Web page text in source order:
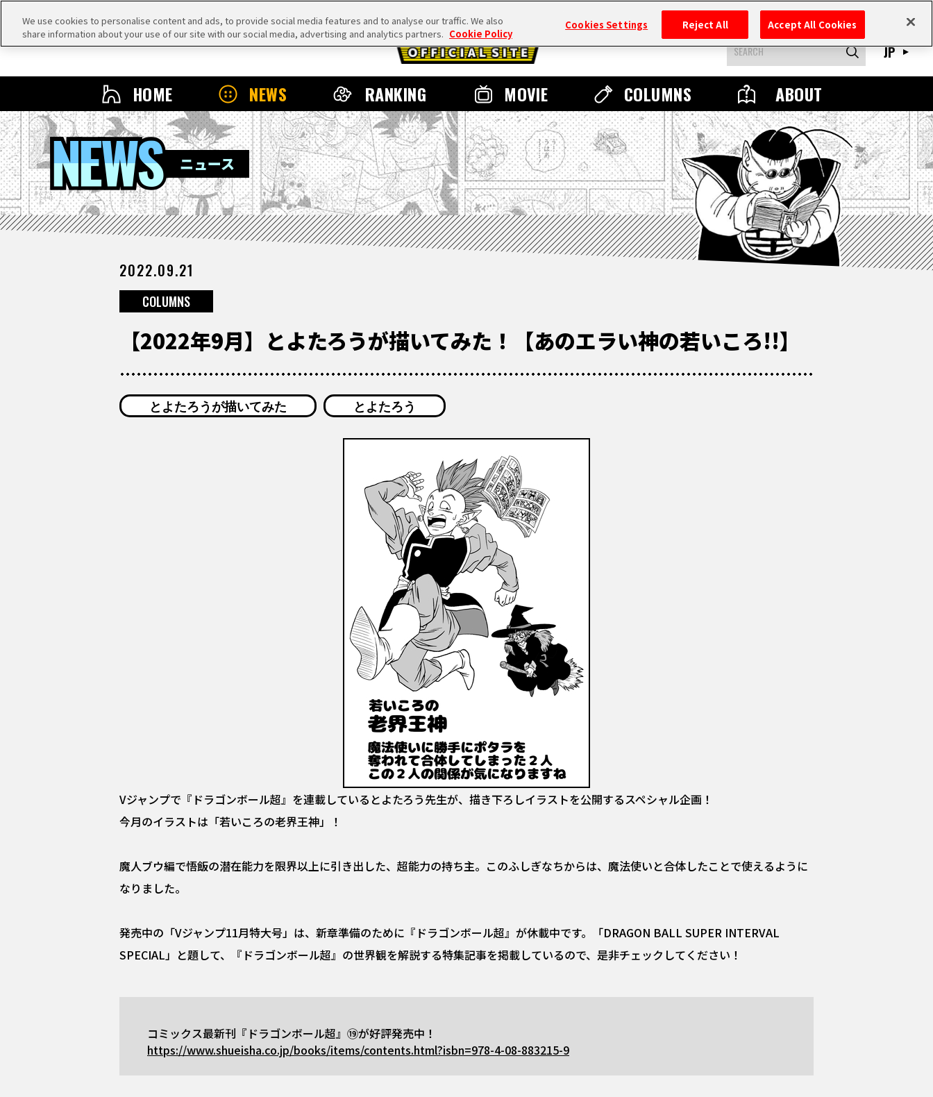
HOME NEWS RANKING MOVIE COLUMNS ABOUT
JP
NEWS
ニュース
2022.09.21
COLUMNS
【2022年9月】とよたろうが描いてみた！【あのエラい神の若いころ!!】
とよたろうが描いてみた とよたろう
Vジャンプで『ドラゴンボール超』を連載しているとよたろう先生が、描き下ろしイラストを公開するスペシャル企画！
今月のイラストは「若いころの老界王神」！
魔人ブウ編で悟飯の潜在能力を限界以上に引き出した、超能力の持ち主。このふしぎなちからは、魔法使いと合体したことで使えるように
なりました。
発売中の「Vジャンプ11月特大号」は、新章準備のために『ドラゴンボール超』が休載中です。「DRAGON BALL SUPER INTERVAL
SPECIAL」と題して、『ドラゴンボール超』の世界観を解説する特集記事を掲載しているので、是非チェックしてください！
コミックス最新刊『ドラゴンボール超』⑲が好評発売中！
https://www.shueisha.co.jp/books/items/contents.html?isbn=978-4-08-883215-9
We use cookies to personalise content and ads, to provide social media features and to analyse our traffic. We also
share information about your use of our site with our social media, advertising and analytics partners. Cookie Policy
Cookies Settings Reject All Accept All Cookies